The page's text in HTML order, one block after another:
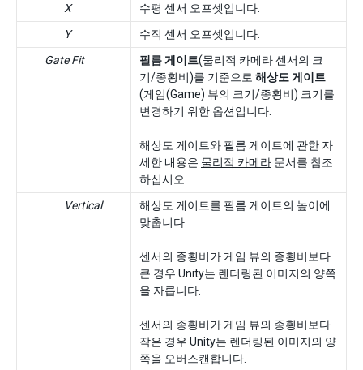
X
수평 센서 오프셋입니다.
Y
수직 센서 오프셋입니다.
Gate Fit
필름 게이트(물리적 카메라 센서의 크
기/종횡비)를 기준으로 해상도 게이트
(게임(Game) 뷰의 크기/종횡비) 크기를
변경하기 위한 옵션입니다.
해상도 게이트와 필름 게이트에 관한 자
세한 내용은 물리적 카메라 문서를 참조
하십시오.
Vertical
해상도 게이트를 필름 게이트의 높이에
맞춥니다.
센서의 종횡비가 게임 뷰의 종횡비보다
큰 경우 Unity는 렌더링된 이미지의 양쪽
을 자릅니다.
센서의 종횡비가 게임 뷰의 종횡비보다
작은 경우 Unity는 렌더링된 이미지의 양
쪽을 오버스캔합니다.